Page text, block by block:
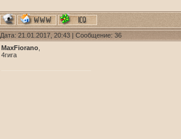
Дата: 21.01.2017, 20:43 | Сообщение: 36
MaxFiorano
4гига